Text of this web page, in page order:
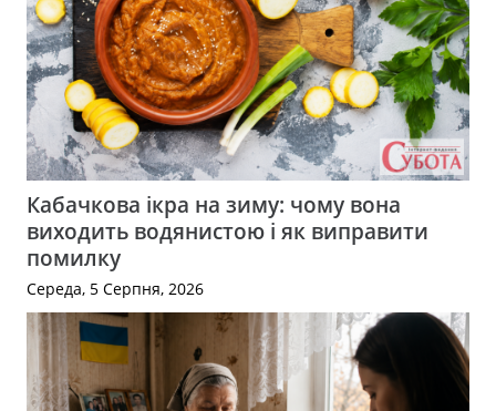
Кабачкова ікра на зиму: чому вона
виходить водянистою і як виправити
помилку
Середа, 5 Серпня, 2026